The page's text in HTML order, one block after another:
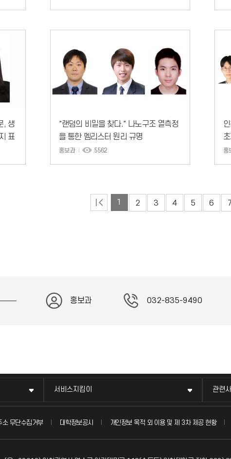
, 생
표
"랜덤의 비밀을 찾다." 나노구조 열측정
을 통한 멤리스터 원리 규명
홍보과 5562 홍
1 2 3 4 5 6 7
홍보과 032-835-9490
서비스지킴이 관련
소 무단수집거부 대학정보공시 개인정보 목적 외 이용 및 제 3차 제공 현황